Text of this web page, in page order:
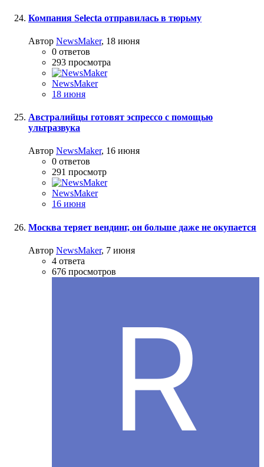
Компания Selecta отправилась в тюрьму
Автор NewsMaker, 18 июня
0 ответов
293 просмотра
NewsMaker
18 июня
Австралийцы готовят эспрессо с помощью
ультразвука
Автор NewsMaker, 16 июня
0 ответов
291 просмотр
NewsMaker
16 июня
Москва теряет вендинг, он больше даже не окупается
Автор NewsMaker, 7 июня
4 ответа
676 просмотров